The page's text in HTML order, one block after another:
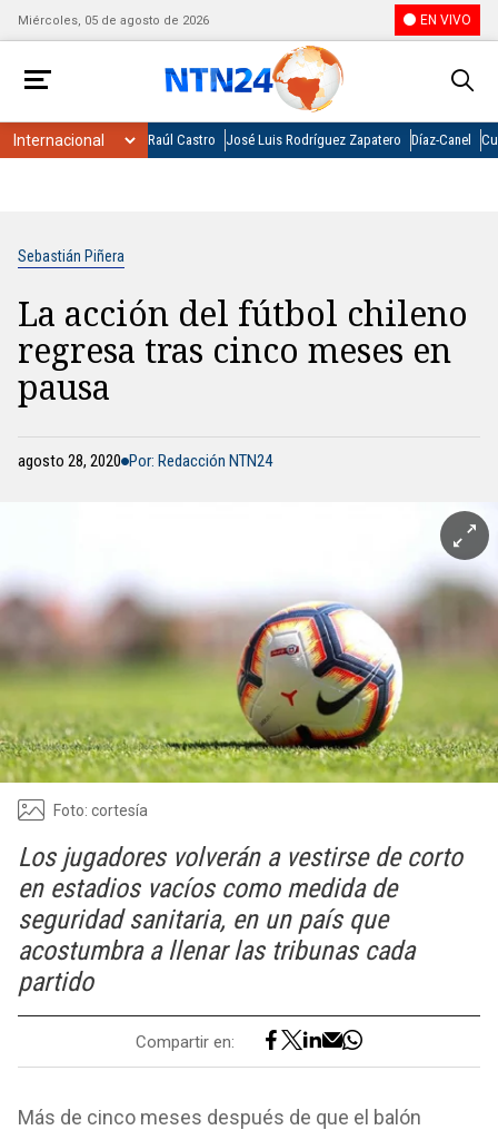
Miércoles, 05 de agosto de 2026 EN VIVO
Raúl Castro José Luis Rodríguez Zapatero Díaz-Canel
Sebastián Piñera
La acción del fútbol chileno
regresa tras cinco meses en
pausa
agosto 28, 2020 Por: Redacción NTN24
Foto: cortesía
Los jugadores volverán a vestirse de corto
en estadios vacíos como medida de
seguridad sanitaria, en un país que
acostumbra a llenar las tribunas cada
partido
Compartir en:
Más de cinco meses después de que el balón